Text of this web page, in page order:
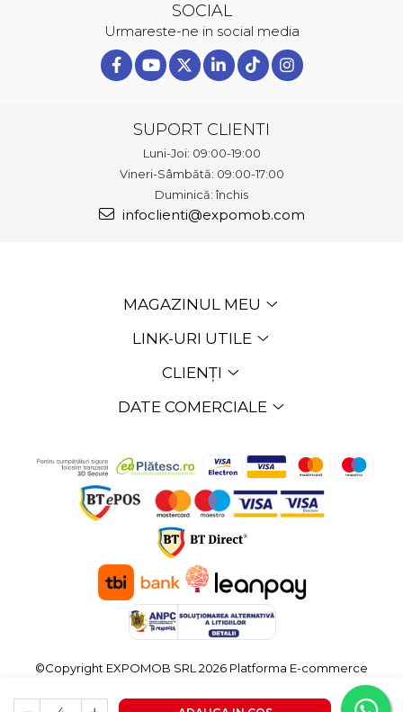
SOCIAL
Urmareste-ne in social media
SUPORT CLIENTI
Luni-Joi: 09:00-19:00
Vineri-Sâmbătă: 09:00-17:00
Duminică: închis
infoclienti@expomob.com
MAGAZINUL MEU
LINK-URI UTILE
CLIENȚI
DATE COMERCIALE
©Copyright EXPOMOB SRL 2026 Platforma E-commerce